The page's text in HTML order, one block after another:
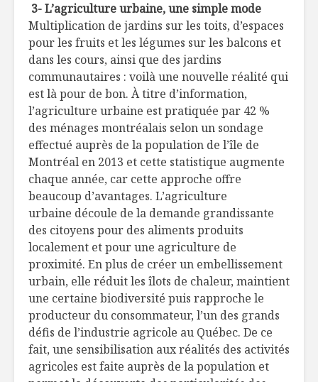
3- L’agriculture urbaine, une simple mode
Multiplication de jardins sur les toits, d’espaces
pour les fruits et les légumes sur les balcons et
dans les cours, ainsi que des jardins
communautaires : voilà une nouvelle réalité qui
est là pour de bon. À titre d’information,
l’agriculture urbaine est pratiquée par 42 %
des ménages montréalais selon un sondage
effectué auprès de la population de l’île de
Montréal en 2013 et cette statistique augmente
chaque année, car cette approche offre
beaucoup d’avantages. L’agriculture
urbaine découle de la demande grandissante
des citoyens pour des aliments produits
localement et pour une agriculture de
proximité. En plus de créer un embellissement
urbain, elle réduit les îlots de chaleur, maintient
une certaine biodiversité puis rapproche le
producteur du consommateur, l’un des grands
défis de l’industrie agricole au Québec. De ce
fait, une sensibilisation aux réalités des activités
agricoles est faite auprès de la population et